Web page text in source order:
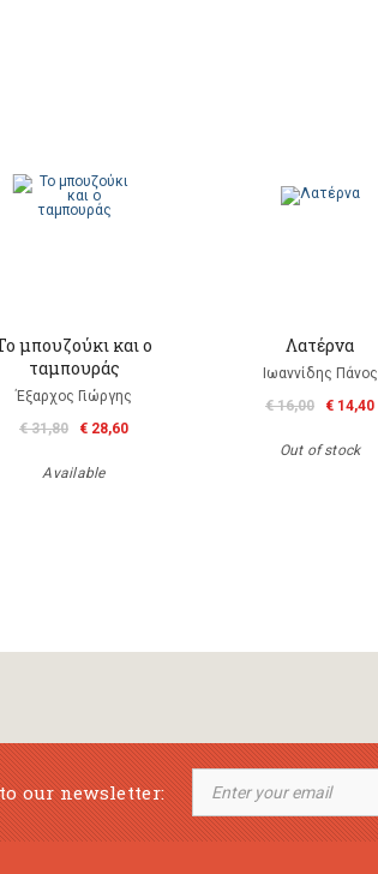
μπουζούκι και ο
ταμπουράς
Έξαρχος Γιώργης
€ 31,80
€ 28,60
Available
Λατέρνα
Ιωαννίδης Πάνος
€ 16,00
€ 14,40
Out of stock
our newsletter: